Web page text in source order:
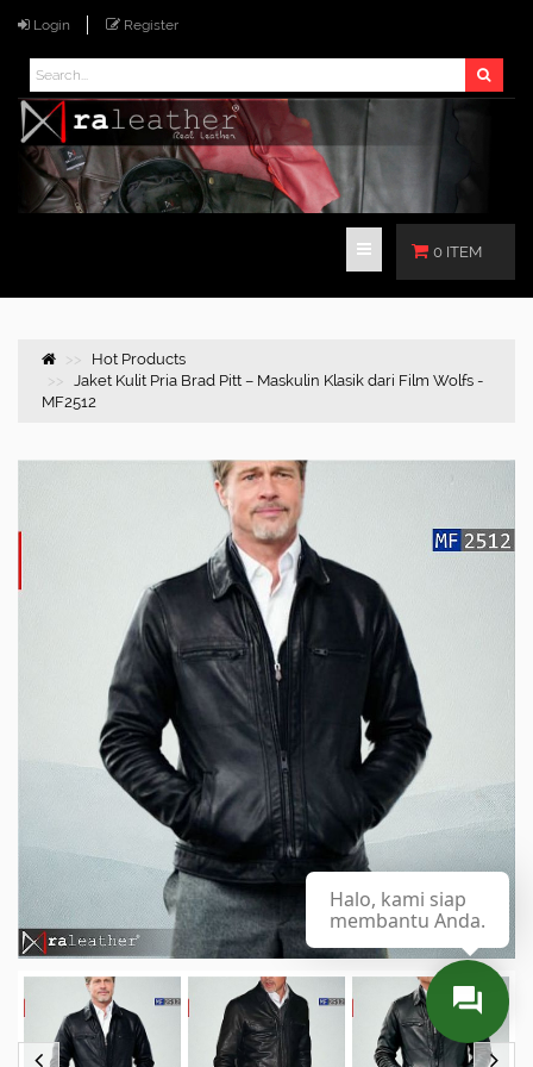
Login Register
0 ITEM
Hot Products
Jaket Kulit Pria Brad Pitt – Maskulin Klasik dari Film Wolfs -
MF2512
Halo, kami siap
membantu Anda.